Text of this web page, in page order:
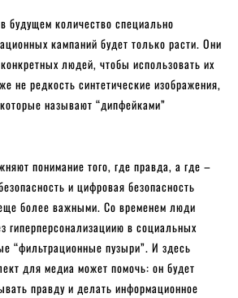
будущем количество специально
кампаний будет только расти. Они
людей, чтобы использовать их
не редкость синтетические изображения,
называют “дипфейками”
понимание того, где правда, а где –
и цифровая безопасность
более важными. Со временем люди
гиперперсонализациию в социальных
“фильтрационные пузыри”. И здесь
для медиа может помочь: он будет
правду и делать информационное